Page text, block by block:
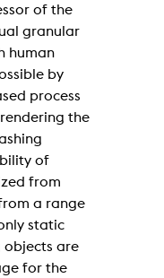
of the
granular
human
by
process
the
of
from
a range
static
objects are
for the
ÜBER UNS
Organisation
Das KHM Logo
Gleichstellung
Nützliche Hilfen / Kontakte